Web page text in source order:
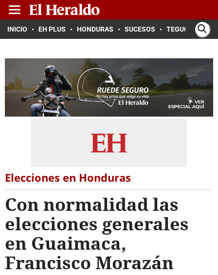
INICIO EH PLUS HONDURAS SUCESOS TEGUCIGALPA
Elecciones en Honduras
Con normalidad las
elecciones generales
en Guaimaca,
Francisco Morazán